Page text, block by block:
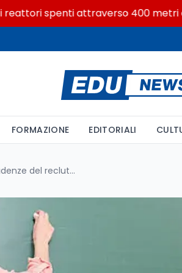
spenti attraverso 400 metri di
FORMAZIONE EDITORIALI
Scuola 2026/27: tutte le scadenze del reclutamento docenti